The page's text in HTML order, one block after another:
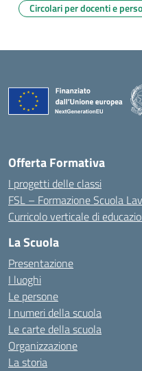
Circolari per docenti e
Offerta Formativa
I progetti delle classi
FSL – Formazione Scuola
Curricolo verticale di
La Scuola
Presentazione
I luoghi
Le persone
I numeri della scuola
Le carte della scuola
Organizzazione
La storia